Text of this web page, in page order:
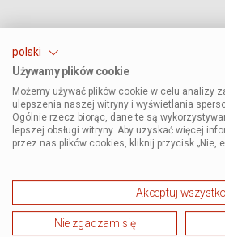
polski
Używamy plików cookie
Możemy używać plików cookie w celu analizy
ulepszenia naszej witryny i wyświetlania
Ogólnie rzecz biorąc, dane te są
lepszej obsługi witryny. Aby uzyskać więcej
przez nas plików cookies, kliknij przycisk „Nie,
Akceptuj wszystko
Nie zgadzam się